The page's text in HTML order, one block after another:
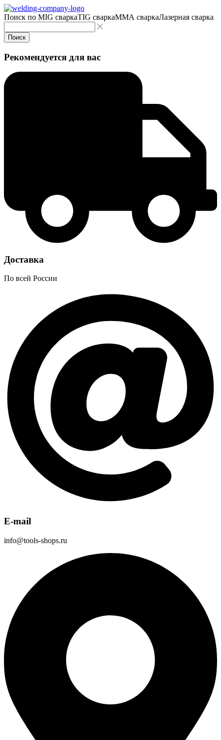
Поиск по MIG сваркаTIG сваркаMMA сваркаЛазерная сварка
Поиск
Рекомендуется для вас
Доставка
По всей России
E-mail
info@tools-shops.ru